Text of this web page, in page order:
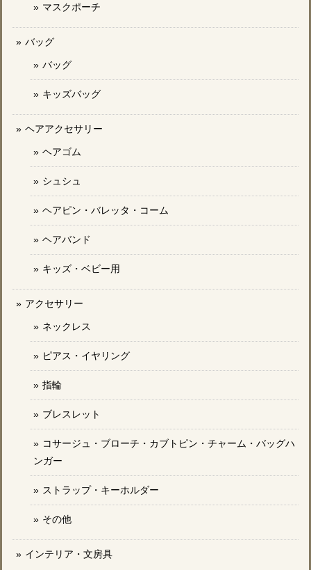
マスクポーチ
バッグ
バッグ
キッズバッグ
ヘアアクセサリー
ヘアゴム
シュシュ
ヘアピン・バレッタ・コーム
ヘアバンド
キッズ・ベビー用
アクセサリー
ネックレス
ピアス・イヤリング
指輪
ブレスレット
コサージュ・ブローチ・カブトピン・チャーム・バッグハ
ンガー
ストラップ・キーホルダー
その他
インテリア・文房具